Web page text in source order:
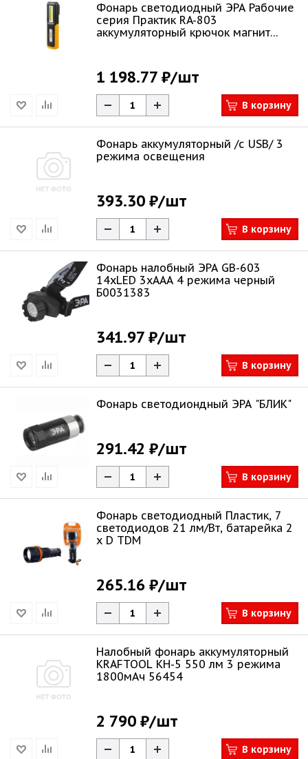
Фонарь светодиодный ЭРА Рабочие
серия Практик RA-803
аккумуляторный крючок магнит
1 198.77 ₽/шт
В корзину
Фонарь аккумуляторный /с USB/ 3
режима освещения
393.30 ₽/шт
В корзину
Фонарь налобный ЭРА GB-603
14xLED 3xAAA 4 режима черный
Б0031383
341.97 ₽/шт
В корзину
Фонарь светодиондный ЭРА "БЛИК"
291.42 ₽/шт
В корзину
Фонарь светодиодный Пластик, 7
светодиодов 21 лм/Вт, батарейка 2
х D TDM
265.16 ₽/шт
В корзину
Налобный фонарь аккумуляторный
KRAFTOOL KH-5 550 лм 3 режима
1800мАч 56454
2 790 ₽/шт
В корзину